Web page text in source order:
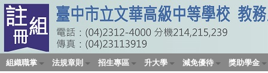
組織職掌 法規章則 招生專區 升大學 減免優待 獎助學金